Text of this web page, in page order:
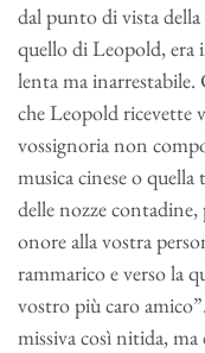
dal punto di vista
quello di Leopold, era
lenta ma
che Leopold ricevette
vossignoria non
musica cinese o
delle nozze contadine,
onore alla vostra
rammarico e verso la
vostro più caro
missiva così nitida,